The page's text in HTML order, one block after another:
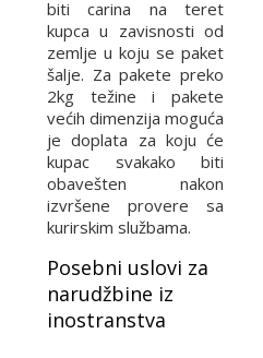
biti carina na teret
kupca u zavisnosti od
zemlje u koju se paket
šalje. Za pakete preko
2kg težine i pakete
većih dimenzija moguća
je doplata za koju će
kupac svakako biti
obavešten nakon
izvršene provere sa
kurirskim službama.
Posebni uslovi za
narudžbine iz
inostranstva